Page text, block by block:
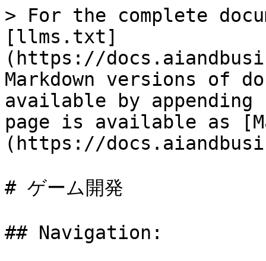
> For the complete
[llms.txt]
(https://
Markdown versions of
available by
page is available as
(https://
# ゲーム開発
## Navigation: